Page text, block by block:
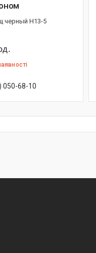
черный Н13-5
050-68-10